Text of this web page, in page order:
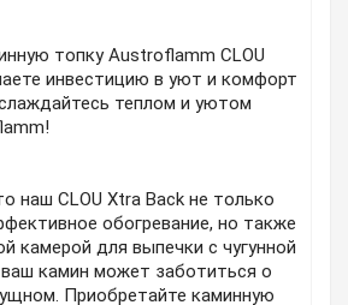
топку Austroflamm CLOU
инвестицию в уют и комфорт
теплом и уютом
наш CLOU Xtra Back не только
обогревание, но также
камерой для выпечки с чугунной
камин может заботиться о
Приобретайте каминную